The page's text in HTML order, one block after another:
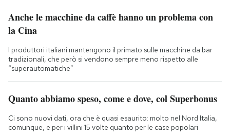
Anche le macchine da caffè hanno un problema con
la Cina
I produttori italiani mantengono il primato sulle macchine da bar
tradizionali, che però si vendono sempre meno rispetto alle
“superautomatiche”
Quanto abbiamo speso, come e dove, col Superbonus
Ci sono nuovi dati, ora che è quasi esaurito: molto nel Nord Italia,
comunque, e per i villini 15 volte quanto per le case popolari